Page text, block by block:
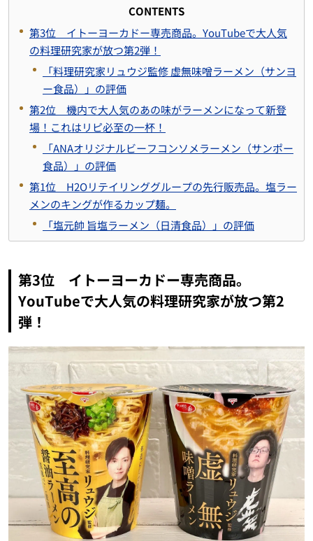
CONTENTS
第3位 イトーヨーカドー専売商品。YouTubeで大人気
の料理研究家が放つ第2弾！
「料理研究家リュウジ監修 虚無味噌ラーメン（サンヨ
ー食品）」の評価
第2位 機内で大人気のあの味がラーメンになって新登
場！これはリピ必至の一杯！
「ANAオリジナルビーフコンソメラーメン（サンポー
食品）」の評価
第1位 H2Oリテイリンググループの先行販売品。塩ラー
メンのキングが作るカップ麺。
「塩元帥 旨塩ラーメン（日清食品）」の評価
第3位 イトーヨーカドー専売商品。
YouTubeで大人気の料理研究家が放つ第2
弾！